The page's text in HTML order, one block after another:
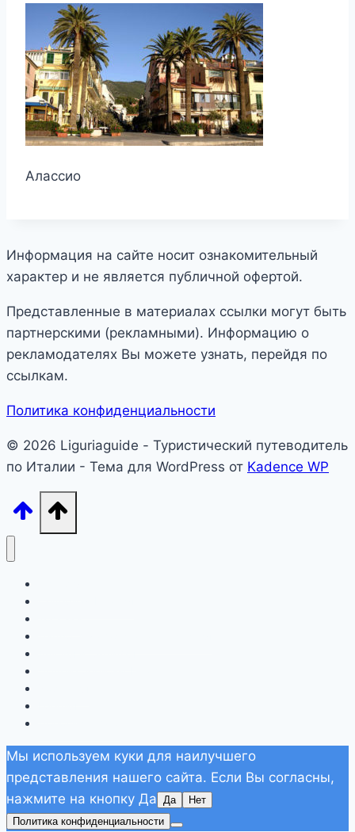
Алассио
Информация на сайте носит ознакомительный
характер и не является публичной офертой.
Представленные в материалах ссылки могут быть
партнерскими (рекламными). Информацию о
рекламодателях Вы можете узнать, перейдя по
ссылкам.
Политика конфиденциальности
© 2026 Liguriaguide - Туристический путеводитель
по Италии - Тема для WordPress от Kadence WP
Мы используем куки для наилучшего
представления нашего сайта. Если Вы согласны,
нажмите на кнопку Да
Да
Нет
Политика конфиденциальности